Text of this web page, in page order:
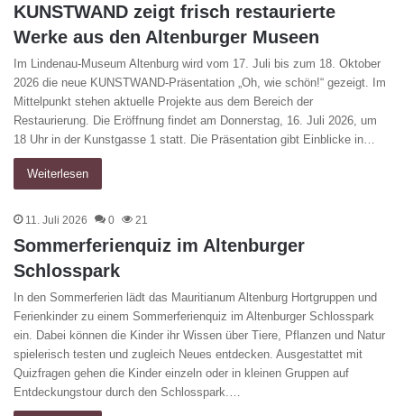
KUNSTWAND zeigt frisch restaurierte
Werke aus den Altenburger Museen
Im Lindenau-Museum Altenburg wird vom 17. Juli bis zum 18. Oktober
2026 die neue KUNSTWAND-Präsentation „Oh, wie schön!“ gezeigt. Im
Mittelpunkt stehen aktuelle Projekte aus dem Bereich der
Restaurierung. Die Eröffnung findet am Donnerstag, 16. Juli 2026, um
18 Uhr in der Kunstgasse 1 statt. Die Präsentation gibt Einblicke in…
Weiterlesen
11. Juli 2026 0 21
Sommerferienquiz im Altenburger
Schlosspark
In den Sommerferien lädt das Mauritianum Altenburg Hortgruppen und
Ferienkinder zu einem Sommerferienquiz im Altenburger Schlosspark
ein. Dabei können die Kinder ihr Wissen über Tiere, Pflanzen und Natur
spielerisch testen und zugleich Neues entdecken. Ausgestattet mit
Quizfragen gehen die Kinder einzeln oder in kleinen Gruppen auf
Entdeckungstour durch den Schlosspark.…